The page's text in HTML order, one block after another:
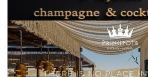
Elections 2023
Γλώσσα
Ελληνικά English